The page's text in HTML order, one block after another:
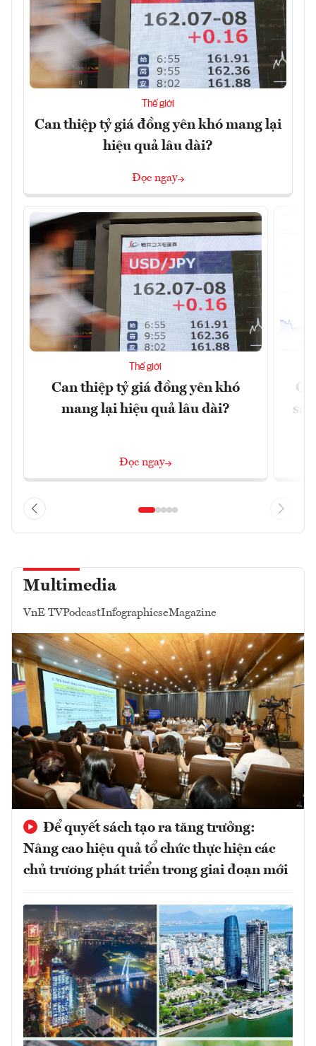
Thế giới
Can thiệp tỷ giá đồng yên khó mang lại
hiệu quả lâu dài?
Đọc ngay
Thế giới
Can thiệp tỷ giá đồng yên khó
mang lại hiệu quả lâu dài?
Đọc ngay
Multimedia
VnE TVPodcastInfographicseMagazine
Để quyết sách tạo ra tăng trưởng:
Nâng cao hiệu quả tổ chức thực hiện các
chủ trương phát triển trong giai đoạn mới